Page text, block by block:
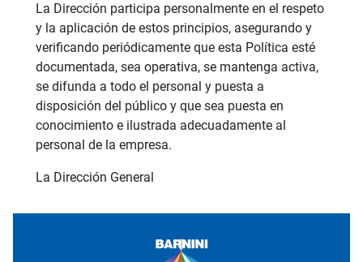
La Dirección participa personalmente en el respeto
y la aplicación de estos principios, asegurando y
verificando periódicamente que esta Política esté
documentada, sea operativa, se mantenga activa,
se difunda a todo el personal y puesta a
disposición del público y que sea puesta en
conocimiento e ilustrada adecuadamente al
personal de la empresa.
La Dirección General